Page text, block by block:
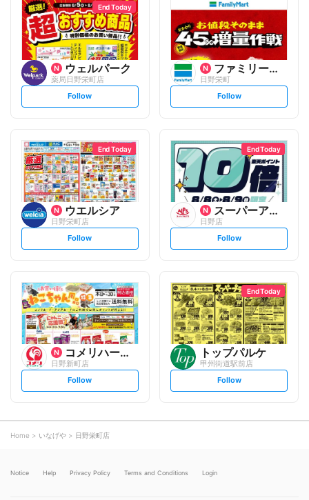
End Today
ウェルパーク
薬局日野栄町店
s
t
l
o
w
Follow
ファミリーマート
日野栄町
s
t
l
o
Follow
End Today
ウエルシア
日野栄町店
s
t
l
o
w
Follow
End Today
スーパーアルプス
日野店
s
t
l
o
w
Follow
コメリハード&グリーン
日野新町店
s
t
o
w
Follow
End Today
トップパルケ
甲州街道駅前店
s
t
Follow
Home いなげや 日野栄町店
Notice Help Privacy Policy Terms and Conditions Login